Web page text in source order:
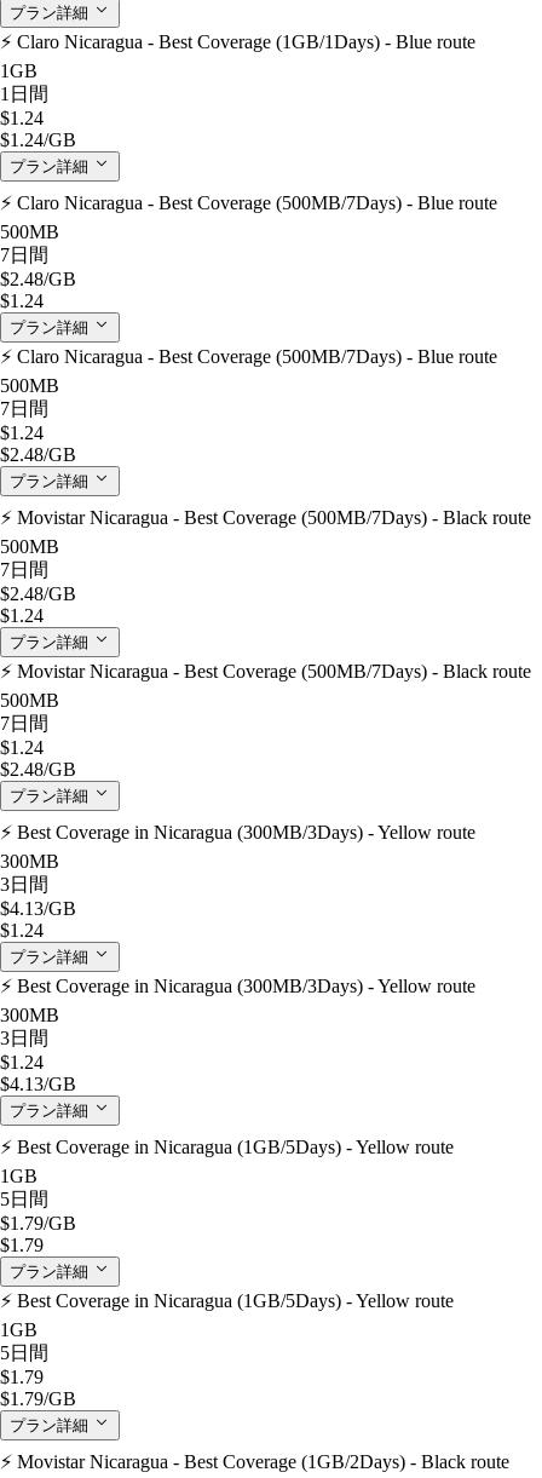
プラン詳細
⚡️ Claro Nicaragua - Best Coverage (1GB/1Days) - Blue route
1GB
1日間
$1.24
$1.24/GB
プラン詳細
⚡️ Claro Nicaragua - Best Coverage (500MB/7Days) - Blue route
500MB
7日間
$2.48/GB
$1.24
プラン詳細
⚡️ Claro Nicaragua - Best Coverage (500MB/7Days) - Blue route
500MB
7日間
$1.24
$2.48/GB
プラン詳細
⚡️ Movistar Nicaragua - Best Coverage (500MB/7Days) - Black route
500MB
7日間
$2.48/GB
$1.24
プラン詳細
⚡️ Movistar Nicaragua - Best Coverage (500MB/7Days) - Black route
500MB
7日間
$1.24
$2.48/GB
プラン詳細
⚡️ Best Coverage in Nicaragua (300MB/3Days) - Yellow route
300MB
3日間
$4.13/GB
$1.24
プラン詳細
⚡️ Best Coverage in Nicaragua (300MB/3Days) - Yellow route
300MB
3日間
$1.24
$4.13/GB
プラン詳細
⚡️ Best Coverage in Nicaragua (1GB/5Days) - Yellow route
1GB
5日間
$1.79/GB
$1.79
プラン詳細
⚡️ Best Coverage in Nicaragua (1GB/5Days) - Yellow route
1GB
5日間
$1.79
$1.79/GB
プラン詳細
⚡️ Movistar Nicaragua - Best Coverage (1GB/2Days) - Black route